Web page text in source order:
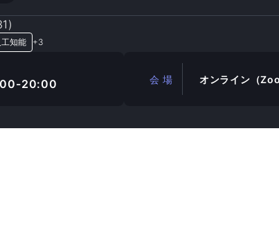
)
知能 +3
20:00 会 場 オンライン（